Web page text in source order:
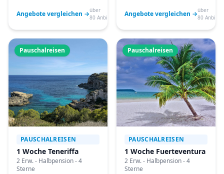
Angebote vergleichen →über
80 Anbieter
Angebote vergleichen →über
80
Pauschalreisen
PAUSCHALREISEN
1 Woche Teneriffa
2 Erw. - Halbpension - 4
Sterne
Pauschalreisen
PAUSCHALREISEN
1 Woche Fuerteventura
2 Erw. - Halbpension - 4
Sterne